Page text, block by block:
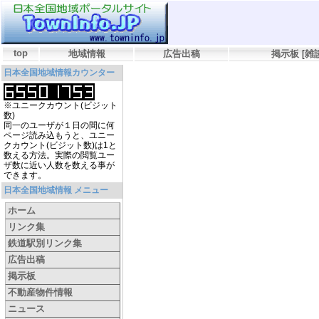
top 地域情報 広告出稿 掲示板 [雑
日本全国地域情報カウンター
※ユニークカウント(ビジット
数)
同一のユーザが１日の間に何
ページ読み込もうと、ユニー
クカウント(ビジット数)は1と
数える方法。実際の閲覧ユー
ザ数に近い人数を数える事が
できます。
日本全国地域情報 メニュー
ホーム
リンク集
鉄道駅別リンク集
広告出稿
掲示板
不動産物件情報
ニュース